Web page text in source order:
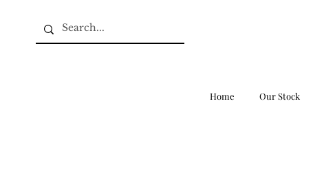
Home Our Stock